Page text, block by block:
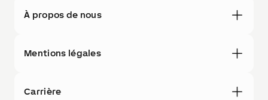
À propos de nous
Mentions légales
Carrière